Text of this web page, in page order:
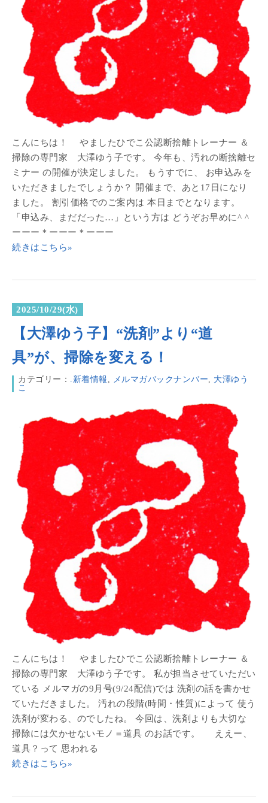
こんにちは！ やましたひでこ公認断捨離トレーナー ＆
掃除の専門家 大澤ゆう子です。 今年も、汚れの断捨離セ
ミナー の開催が決定しました。 もうすでに、 お申込みを
いただきましたでしょうか？ 開催まで、あと17日になり
ました。 割引価格でのご案内は 本日までとなります。
「申込み、まだだった…」という方は どうぞお早めに^ ^
ーーー＊ーーー＊ーーー
続きはこちら»
2025/10/29(水)
【大澤ゆう子】“洗剤”より“道
具”が、掃除を変える！
カテゴリー： .新着情報 , メルマガバックナンバー, 大澤ゆう
こ
こんにちは！ やましたひでこ公認断捨離トレーナー ＆
掃除の専門家 大澤ゆう子です。 私が担当させていただい
ている メルマガの9月号(9/24配信)では 洗剤の話を書かせ
ていただきました。 汚れの段階(時間・性質)によって 使う
洗剤が変わる、のでしたね。 今回は、洗剤よりも大切な
掃除には欠かせないモノ＝道具 のお話です。 ええー、
道具？って 思われる
続きはこちら»